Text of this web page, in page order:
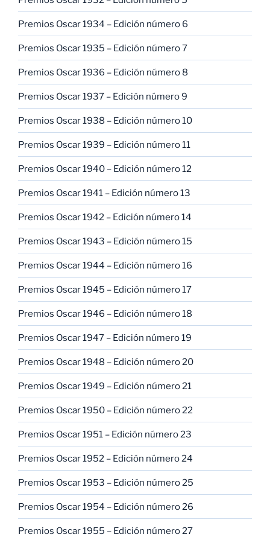
Premios Oscar 1934 – Edición número 6
Premios Oscar 1935 – Edición número 7
Premios Oscar 1936 – Edición número 8
Premios Oscar 1937 – Edición número 9
Premios Oscar 1938 – Edición número 10
Premios Oscar 1939 – Edición número 11
Premios Oscar 1940 – Edición número 12
Premios Oscar 1941 – Edición número 13
Premios Oscar 1942 – Edición número 14
Premios Oscar 1943 – Edición número 15
Premios Oscar 1944 – Edición número 16
Premios Oscar 1945 – Edición número 17
Premios Oscar 1946 – Edición número 18
Premios Oscar 1947 – Edición número 19
Premios Oscar 1948 – Edición número 20
Premios Oscar 1949 – Edición número 21
Premios Oscar 1950 – Edición número 22
Premios Oscar 1951 – Edición número 23
Premios Oscar 1952 – Edición número 24
Premios Oscar 1953 – Edición número 25
Premios Oscar 1954 – Edición número 26
Premios Oscar 1955 – Edición número 27